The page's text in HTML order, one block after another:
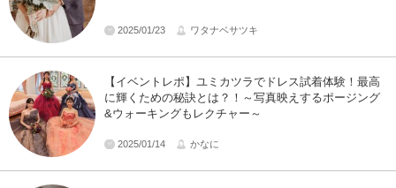
2025/01/23 ワタナベサツキ
【イベントレポ】ユミカツラでドレス試着体験！最高
に輝くための秘訣とは？！～写真映えするポージング
&ウォーキングもレクチャー～
2025/01/14 かなに